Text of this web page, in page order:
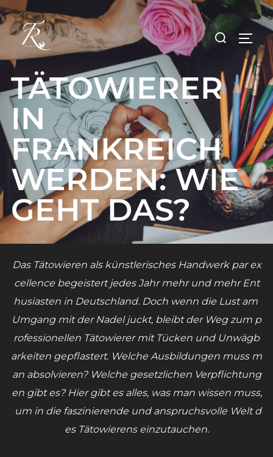
Zum
Inhalt
springen
Suchen
TÄTOWIERER
IN
FRANKREICH
WERDEN: WIE
GEHT DAS?
Das Tätowieren als künstlerisches Handwerk par ex
cellence begeistert jedes Jahr mehr und mehr Ent
husiasten in Deutschland. Doch wenn die Lust am
Umgang mit der Nadel juckt, bleibt der Weg zum p
rofessionellen Tätowierer mit Tücken und Unwägb
arkeiten gepflastert. Welche Ausbildungen muss m
an absolvieren? Welche gesetzlichen Verpflichtung
en gibt es? Hier gibt es alles, was man wissen muss,
um in die faszinierende und anspruchsvolle Welt d
es Tätowierens einzutauchen.